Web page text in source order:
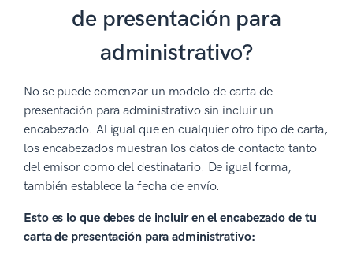
de presentación para
administrativo?
No se puede comenzar un modelo de carta de
presentación para administrativo sin incluir un
encabezado. Al igual que en cualquier otro tipo de carta,
los encabezados muestran los datos de contacto tanto
del emisor como del destinatario. De igual forma,
también establece la fecha de envío.
Esto es lo que debes de incluir en el encabezado de tu
carta de presentación para administrativo: